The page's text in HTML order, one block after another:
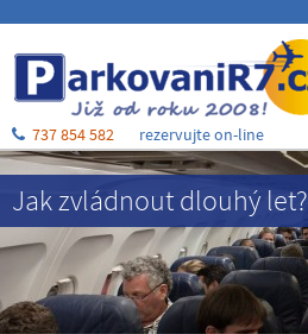
Jak zvládnout dlouhý let?
737 854 582 rezervujte on-line
Úvod
Ceník
Rezervace
Po příjezdu